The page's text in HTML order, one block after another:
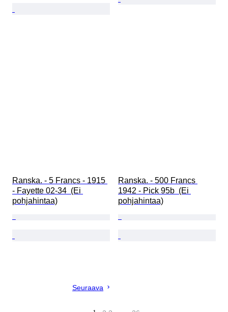
Ranska. - 5 Francs - 1915
- Fayette 02-34  (Ei
pohjahintaa)
Ranska. - 500 Francs
1942 - Pick 95b  (Ei
pohjahintaa)
Seuraava